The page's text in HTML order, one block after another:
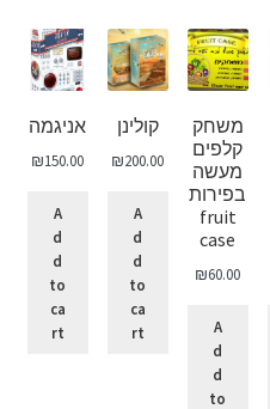
משחק
קלפים
מעשה
בפירות
fruit
case
₪60.00
A
d
d
to
קולינן
₪200.00
A
d
d
to
ca
rt
אניגמה
₪150.00
A
d
d
to
ca
rt